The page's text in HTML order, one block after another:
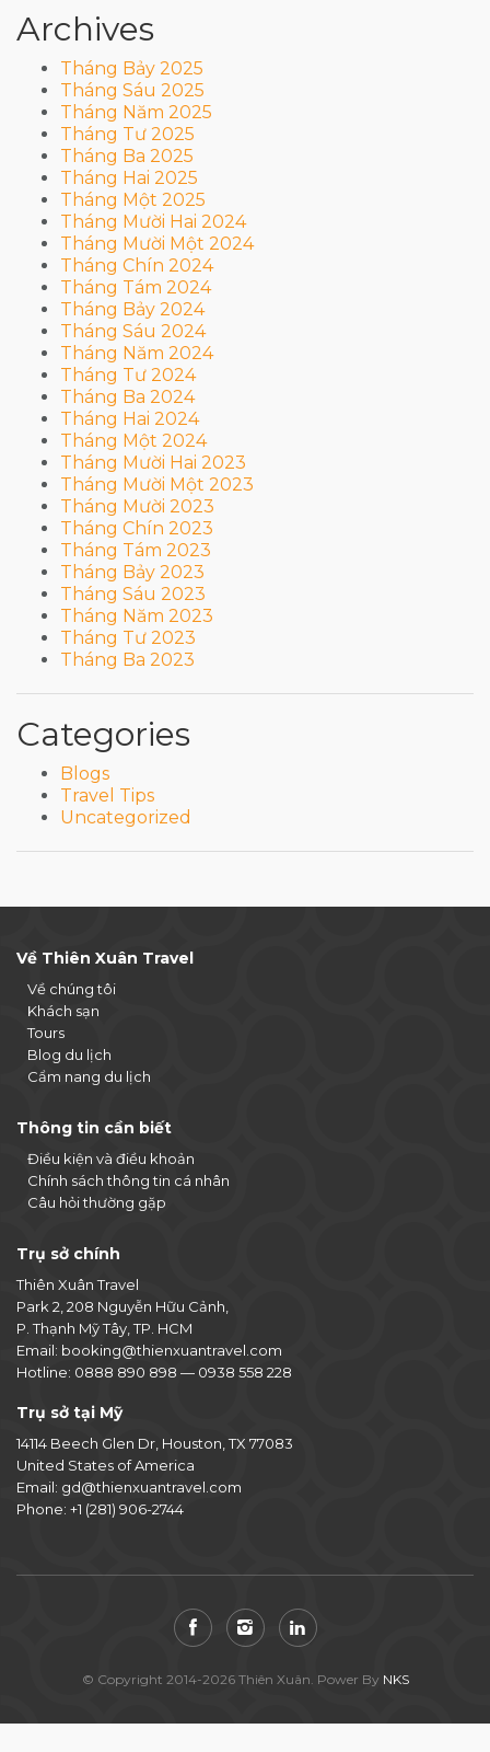
Archives
Tháng Bảy 2025
Tháng Sáu 2025
Tháng Năm 2025
Tháng Tư 2025
Tháng Ba 2025
Tháng Hai 2025
Tháng Một 2025
Tháng Mười Hai 2024
Tháng Mười Một 2024
Tháng Chín 2024
Tháng Tám 2024
Tháng Bảy 2024
Tháng Sáu 2024
Tháng Năm 2024
Tháng Tư 2024
Tháng Ba 2024
Tháng Hai 2024
Tháng Một 2024
Tháng Mười Hai 2023
Tháng Mười Một 2023
Tháng Mười 2023
Tháng Chín 2023
Tháng Tám 2023
Tháng Bảy 2023
Tháng Sáu 2023
Tháng Năm 2023
Tháng Tư 2023
Tháng Ba 2023
Categories
Blogs
Travel Tips
Uncategorized
Về Thiên Xuân Travel
Về chúng tôi
Khách sạn
Tours
Blog du lịch
Cẩm nang du lịch
Thông tin cần biết
Điều kiện và điều khoản
Chính sách thông tin cá nhân
Câu hỏi thường gặp
Trụ sở chính
Thiên Xuân Travel
Park 2, 208 Nguyễn Hữu Cảnh,
P. Thạnh Mỹ Tây, TP. HCM
Email: booking@thienxuantravel.com
Hotline: 0888 890 898 — 0938 558 228
Trụ sở tại Mỹ
14114 Beech Glen Dr, Houston, TX 77083
United States of America
Email: gd@thienxuantravel.com
Phone: +1 (281) 906-2744
© Copyright 2014-2026 Thiên Xuân. Power By NKS